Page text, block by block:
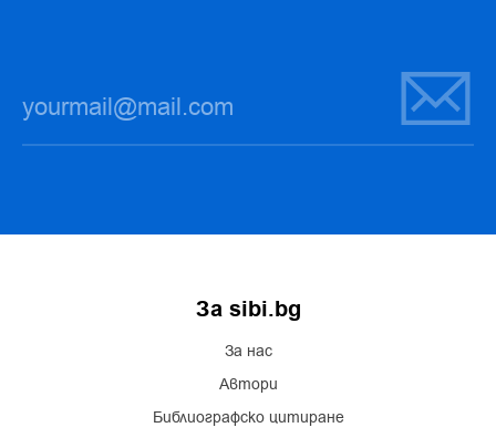
За sibi.bg
За нас
Автори
Библиографско цитиране